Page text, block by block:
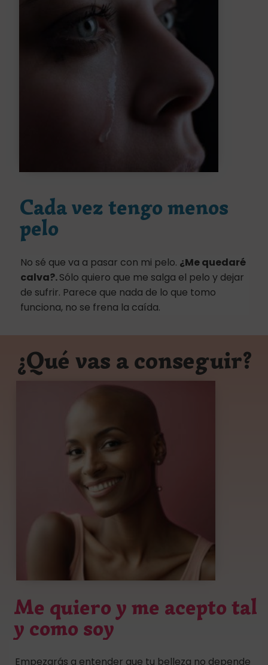
Cada vez tengo menos
pelo
No sé que va a pasar con mi pelo. ¿Me quedaré
calva?.Sólo quiero que me salga el pelo y dejar
de sufrir. Parece que nada de lo que tomo
funciona, no se frena la caída.
¿Qué vas a conseguir?
Me quiero y me acepto tal
y como soy
Empezarás a entender que tu belleza no depende